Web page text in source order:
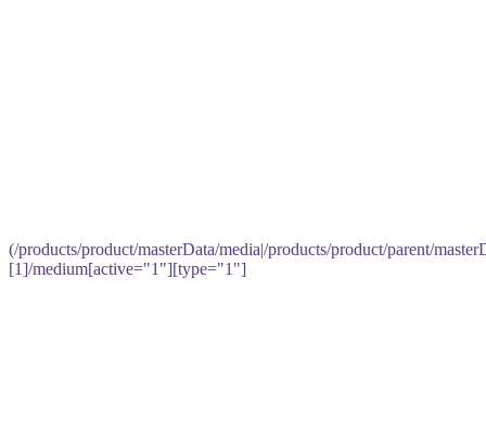
(/products/product/masterData/media|/products/product/parent/
[1]/medium[active="1"][type="1"]